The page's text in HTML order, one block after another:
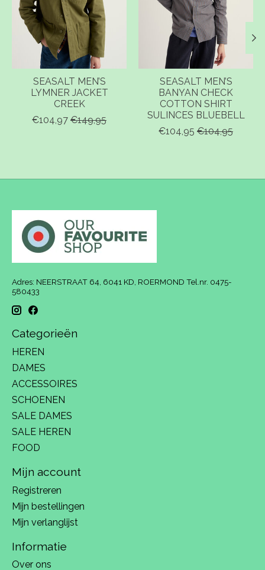
SEASALT MEN’S
LYMNER JACKET
CREEK
€104,97 €149,95
SEASALT MEN’S
BANYAN CHECK
COTTON SHIRT
SULINCES BLUEBELL
€104,95 €104,95
Adres: NEERSTRAAT 64, 6041 KD, ROERMOND Tel.nr. 0475-
580433
Categorieën
HEREN
DAMES
ACCESSOIRES
SCHOENEN
SALE DAMES
SALE HEREN
FOOD
Mijn account
Registreren
Mijn bestellingen
Mijn verlanglijst
Informatie
Over ons